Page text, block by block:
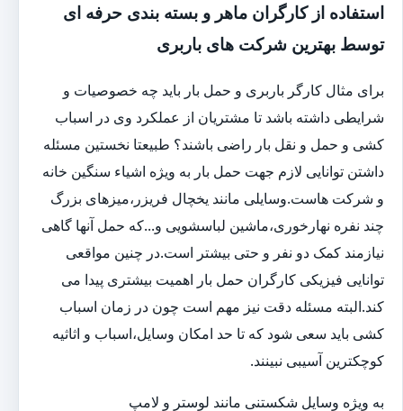
استفاده از کارگران ماهر و بسته بندی حرفه ای
توسط بهترین شرکت های باربری
برای مثال کارگر باربری و حمل بار باید چه خصوصیات و
شرایطی داشته باشد تا مشتریان از عملکرد وی در اسباب
کشی و حمل و نقل بار راضی باشند؟ طبیعتا نخستین مسئله
داشتن توانایی لازم جهت حمل بار به ویژه اشیاء سنگین خانه
و شرکت هاست.وسایلی مانند یخچال فریزر،میزهای بزرگ
چند نفره نهارخوری،ماشین لباسشویی و...که حمل آنها گاهی
نیازمند کمک دو نفر و حتی بیشتر است.در چنین مواقعی
توانایی فیزیکی کارگران حمل بار اهمیت بیشتری پیدا می
کند.البته مسئله دقت نیز مهم است چون در زمان اسباب
کشی باید سعی شود که تا حد امکان وسایل،اسباب و اثاثیه
کوچکترین آسیبی نبینند.
به ویژه وسایل شکستنی مانند لوستر و لامپ